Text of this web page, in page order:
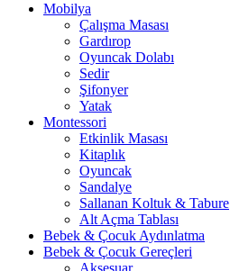
Mobilya
Çalışma Masası
Gardırop
⁠Oyuncak Dolabı
Sedir
Şifonyer
Yatak
Montessori
Etkinlik Masası
Kitaplık
Oyuncak
Sandalye
Sallanan Koltuk & Tabure
Alt Açma Tablası
Bebek & Çocuk Aydınlatma
Bebek & Çocuk Gereçleri